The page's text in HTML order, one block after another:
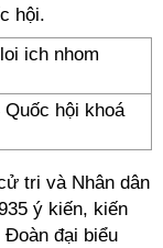
hội.
hội khoá
tri và Nhân dân
ý kiến, kiến
đại biểu